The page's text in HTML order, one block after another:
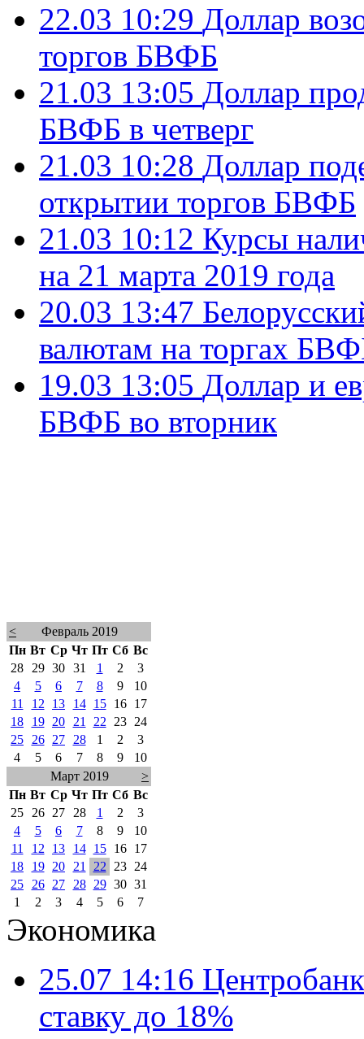
22.03 10:29 Доллар
торгов БВФБ
21.03 13:05 Доллар
БВФБ в четверг
21.03 10:28 Доллар
открытии торгов БВФБ
21.03 10:12 Курсы
на 21 марта 2019 года
20.03 13:47
валютам на торгах
19.03 13:05 Доллар и
БВФБ во вторник
<
Февраль 2019
Пн Вт Ср Чт Пт Сб Вс
28
29 30 31 1 2
3
4
5 6 7 8 9
10
11
12 13 14 15 16
17
18
19 20 21 22 23
24
25
26 27 28 1 2
3
4
5 6 7 8 9
10
Март 2019
>
Пн Вт Ср Чт Пт Сб Вс
25
26 27 28 1 2
3
4
5 6 7 8 9
10
11
12 13 14 15 16
17
18
19 20 21 22 23
24
25
26 27 28 29 30 31
1
2 3 4 5 6 7
Экономика
25.07 14:16
ставку до 18%